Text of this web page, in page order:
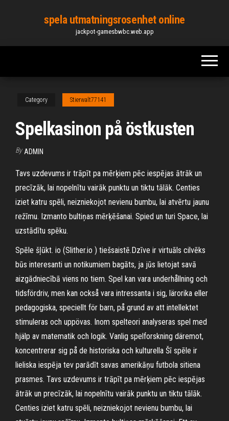
content
spela utmatningsrosenhet online
jackpot-gamesbwbc.web.app
Category Stierwalt77141
Spelkasinon på östkusten
By ADMIN
Tavs uzdevums ir trāpīt pa mērķiem pēc iespējas ātrāk un
precīzāk, lai nopelnītu vairāk punktu un tiktu tālāk. Centies
iziet katru spēli, neizniekojot nevienu bumbu, lai atvērtu jaunu
režīmu. Izmanto bultiņas mērķēšanai. Spied un turi Space, lai
uzstādītu spēku.
Spēle šļūkt. io (Slither.io ) tiešsaistē.Dzīve ir virtuāls cilvēks
būs interesanti un notikumiem bagāts, ja jūs lietojat savā
aizgādniecībā viens no tiem. Spel kan vara underhållning och
tidsfördriv, men kan också vara intressanta i sig, lärorika eller
pedagogiska, speciellt för barn, på grund av att intellektet
stimuleras och uppövas. Inom spelteori analyseras spel med
hjälp av matematik och logik. Vanlig spelforskning däremot,
koncentrerar sig på de historiska och kulturella Šī spēle ir
lieliska iespēja tev parādīt savas amerikāņu futbola sitiena
prasmes. Tavs uzdevums ir trāpīt pa mērķiem pēc iespējas
ātrāk un precīzāk, lai nopelnītu vairāk punktu un tiktu tālāk.
Centies iziet katru spēli, neizniekojot nevienu bumbu, lai